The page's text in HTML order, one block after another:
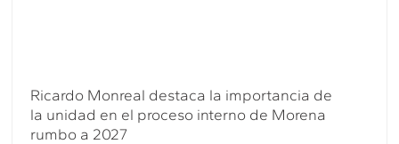
Ricardo Monreal destaca la importancia de
la unidad en el proceso interno de Morena
rumbo a 2027